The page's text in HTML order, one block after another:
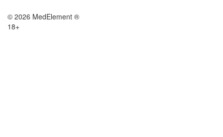
© 2026 MedElement ®
18+